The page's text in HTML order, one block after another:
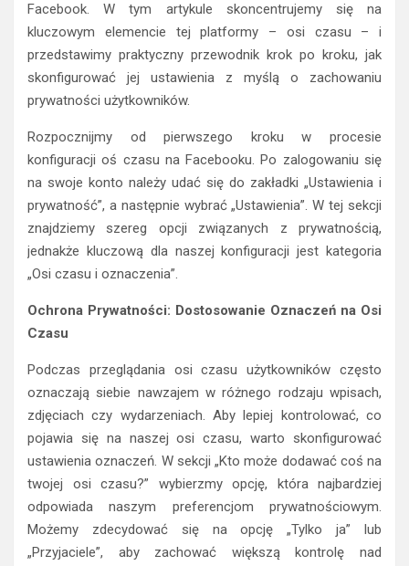
Facebook. W tym artykule skoncentrujemy się na
kluczowym elemencie tej platformy – osi czasu – i
przedstawimy praktyczny przewodnik krok po kroku, jak
skonfigurować jej ustawienia z myślą o zachowaniu
prywatności użytkowników.
Rozpocznijmy od pierwszego kroku w procesie
konfiguracji oś czasu na Facebooku. Po zalogowaniu się
na swoje konto należy udać się do zakładki „Ustawienia i
prywatność”, a następnie wybrać „Ustawienia”. W tej sekcji
znajdziemy szereg opcji związanych z prywatnością,
jednakże kluczową dla naszej konfiguracji jest kategoria
„Osi czasu i oznaczenia”.
Ochrona Prywatności: Dostosowanie Oznaczeń na Osi
Czasu
Podczas przeglądania osi czasu użytkowników często
oznaczają siebie nawzajem w różnego rodzaju wpisach,
zdjęciach czy wydarzeniach. Aby lepiej kontrolować, co
pojawia się na naszej osi czasu, warto skonfigurować
ustawienia oznaczeń. W sekcji „Kto może dodawać coś na
twojej osi czasu?” wybierzmy opcję, która najbardziej
odpowiada naszym preferencjom prywatnościowym.
Możemy zdecydować się na opcję „Tylko ja” lub
„Przyjaciele”, aby zachować większą kontrolę nad